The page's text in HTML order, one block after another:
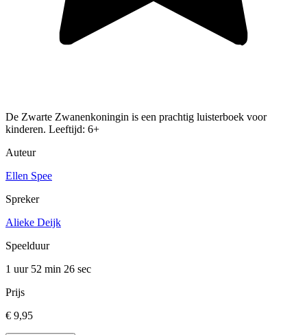
De Zwarte Zwanenkoningin is een prachtig luisterboek voor
kinderen. Leeftijd: 6+
Auteur
Ellen Spee
Spreker
Alieke Deijk
Speelduur
1 uur 52 min 26 sec
Prijs
€ 9,95